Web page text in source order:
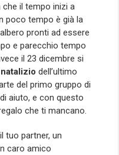
che il tempo inizi a
poco tempo è già la
pronti ad essere
e parecchio tempo
il 23 dicembre si
dell’ultimo
del primo gruppo di
aiuto, e con questo
che ti mancano.
tuo partner, un
caro amico